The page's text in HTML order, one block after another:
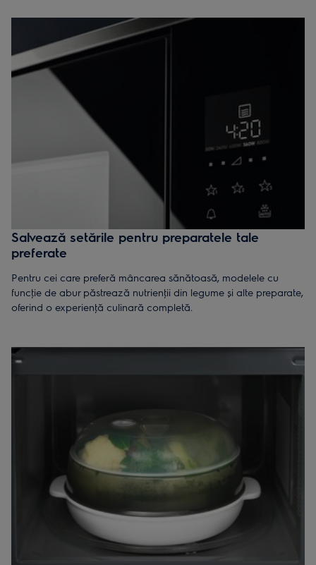
Salvează setările pentru preparatele tale
preferate
Pentru cei care preferă mâncarea sănătoasă, modelele cu
funcţie de abur păstrează nutrienţii din legume și alte preparate,
oferind o experienţă culinară completă.